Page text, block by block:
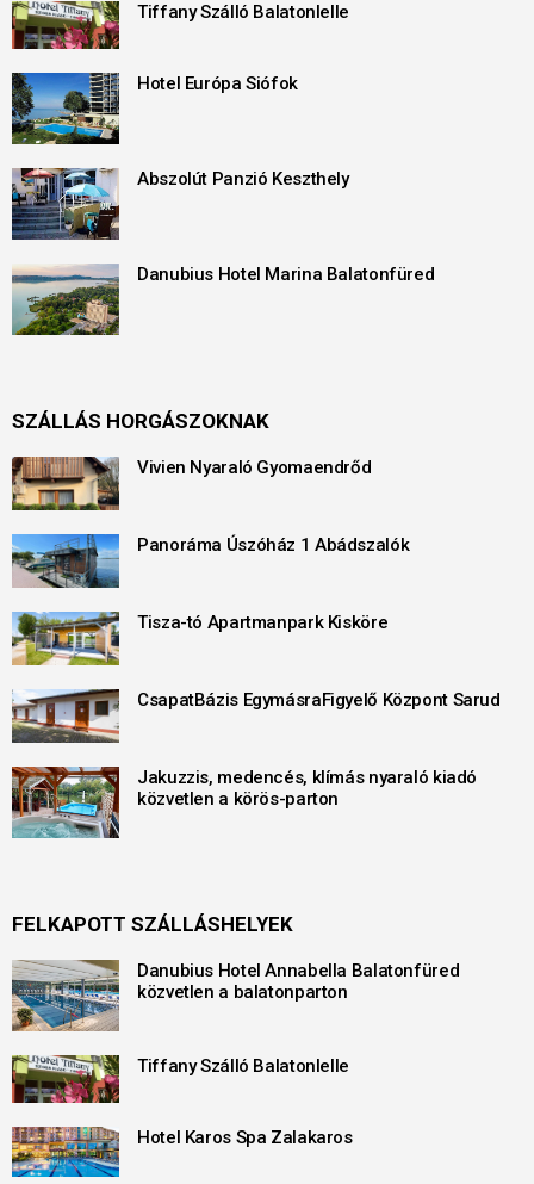
Tiffany Szálló Balatonlelle
Hotel Európa Siófok
Abszolút Panzió Keszthely
Danubius Hotel Marina Balatonfüred
SZÁLLÁS HORGÁSZOKNAK
Vivien Nyaraló Gyomaendrőd
Panoráma Úszóház 1 Abádszalók
Tisza-tó Apartmanpark Kisköre
CsapatBázis EgymásraFigyelő Központ Sarud
Jakuzzis, medencés, klímás nyaraló kiadó
közvetlen a körös-parton
FELKAPOTT SZÁLLÁSHELYEK
Danubius Hotel Annabella Balatonfüred
közvetlen a balatonparton
Tiffany Szálló Balatonlelle
Hotel Karos Spa Zalakaros